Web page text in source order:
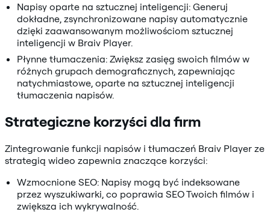
Napisy oparte na sztucznej inteligencji: Generuj
dokładne, zsynchronizowane napisy automatycznie
dzięki zaawansowanym możliwościom sztucznej
inteligencji w Braiv Player.
Płynne tłumaczenia: Zwiększ zasięg swoich filmów w
różnych grupach demograficznych, zapewniając
natychmiastowe, oparte na sztucznej inteligencji
tłumaczenia napisów.
Strategiczne korzyści dla firm
Zintegrowanie funkcji napisów i tłumaczeń Braiv Player ze
strategią wideo zapewnia znaczące korzyści:
Wzmocnione SEO: Napisy mogą być indeksowane
przez wyszukiwarki, co poprawia SEO Twoich filmów i
zwiększa ich wykrywalność.